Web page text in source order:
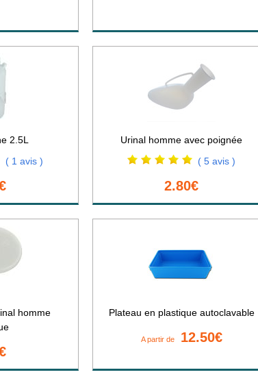
2.5L
( 1 avis )
Urinal homme avec poignée
( 5 avis )
2.80€
homme
Plateau en plastique autoclavable
A partir de 12.50€